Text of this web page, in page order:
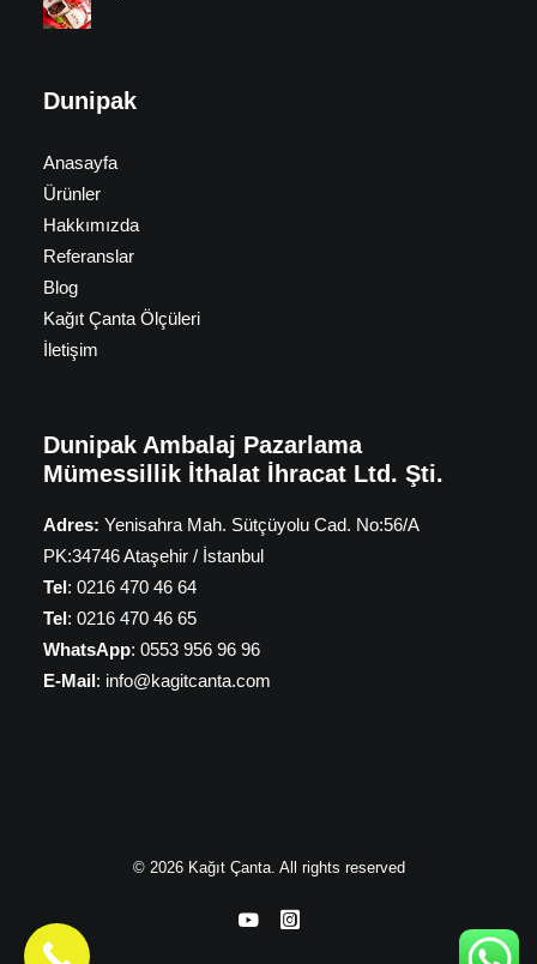
Dunipak
Anasayfa
Ürünler
Hakkımızda
Referanslar
Blog
Kağıt Çanta Ölçüleri
İletişim
Dunipak Ambalaj Pazarlama
Mümessillik İthalat İhracat Ltd. Şti.
Adres: Yenisahra Mah. Sütçüyolu Cad. No:56/A
PK:34746 Ataşehir / İstanbul
Tel: 0216 470 46 64
Tel: 0216 470 46 65
WhatsApp: 0553 956 96 96
E-Mail: info@kagitcanta.com
© 2026 Kağıt Çanta. All rights reserved